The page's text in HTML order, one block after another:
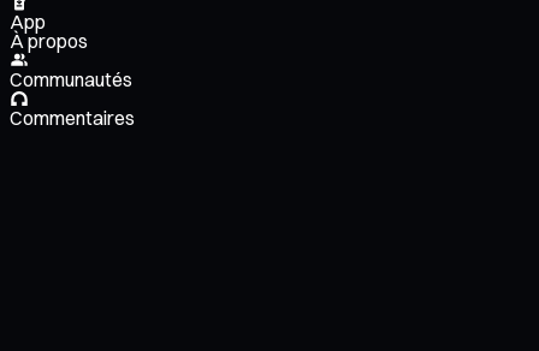
App
À propos
Communautés
Commentaires